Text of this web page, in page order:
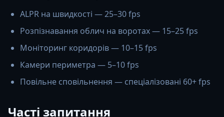
ALPR на швидкості — 25–30 fps
Розпізнавання облич на воротах — 15–25 fps
Моніторинг коридорів — 10–15 fps
Камери периметра — 5–10 fps
Повільне сповільнення — спеціалізовані 60+ fps
Часті запитання